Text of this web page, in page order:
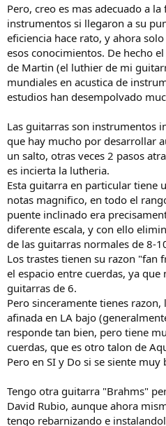
Pero, creo es mas adecuado a
instrumentos si llegaron a su
eficiencia hace rato, y ahora
esos conocimientos. De hecho
de Martin (el luthier de mi
mundiales en acustica de
estudios han desempolvado
Las guitarras son instrumentos
que hay mucho por desarrollar
un salto, otras veces 2 pasos
es incierta la lutheria.
Esta guitarra en particular tiene
notas magnifico, en todo el
puente inclinado era
diferente escala, y con ello
de las guitarras normales de 8-
Los trastes tienen su razon "fan
el espacio entre cuerdas, ya
guitarras de 6.
Pero sinceramente tienes
afinada en LA bajo
responde tan bien, pero tiene
cuerdas, que es otro talon de
Pero en SI y Do si se siente muy
Tengo otra guitarra "Brahms"
David Rubio, aunque ahora
tengo rebarnizando e